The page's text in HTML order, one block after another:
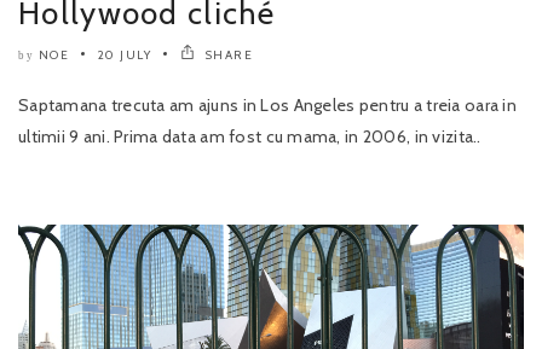
Hollywood cliché
by NOE 20 JULY SHARE
Saptamana trecuta am ajuns in Los Angeles pentru a treia oara in
ultimii 9 ani. Prima data am fost cu mama, in 2006, in vizita..